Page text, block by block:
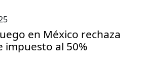
en México rechaza
impuesto al 50%